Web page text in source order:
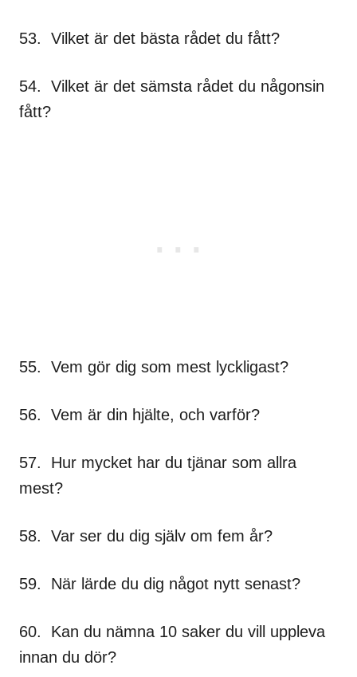
53. Vilket är det bästa rådet du fått?
54. Vilket är det sämsta rådet du någonsin
fått?
55. Vem gör dig som mest lyckligast?
56. Vem är din hjälte, och varför?
57. Hur mycket har du tjänar som allra
mest?
58. Var ser du dig själv om fem år?
59. När lärde du dig något nytt senast?
60. Kan du nämna 10 saker du vill uppleva
innan du dör?